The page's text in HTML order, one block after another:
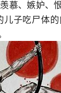
慕、嫉妒、
子吃尸体